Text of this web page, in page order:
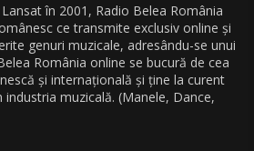
în 2001, Radio Belea România
ce transmite exclusiv online și
genuri muzicale, adresându-se unui
România online se bucură de cea
și internațională și ține la curent
muzicală. (Manele, Dance,